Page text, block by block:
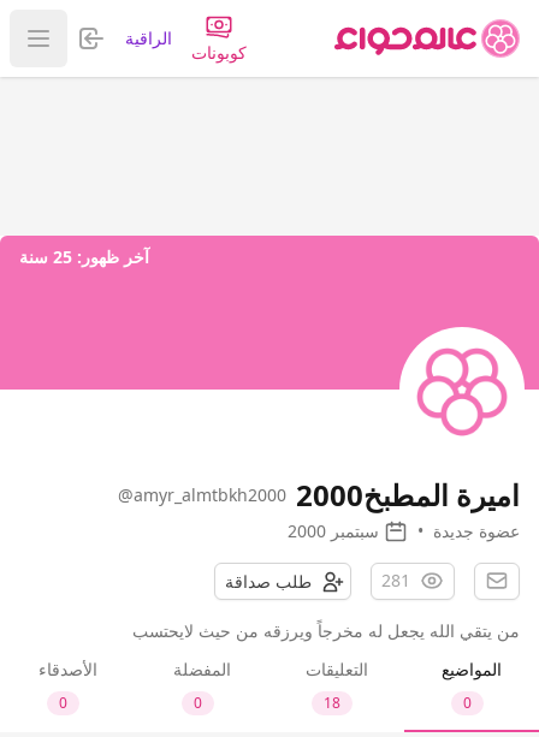
كوبونات
الراقية تسجيل
عرض
آخر ظهور: 25 سنة
اميرة المطبخ2000
@amyr_almtbkh2000
عضوة جديدة • سبتمبر 2000
281 طلب صداقة
من يتقي الله يجعل له مخرجاً ويرزقه من حيث لايحتسب
المواضيع
0
التعليقات
18
المفضلة
0
الأصدقاء
0